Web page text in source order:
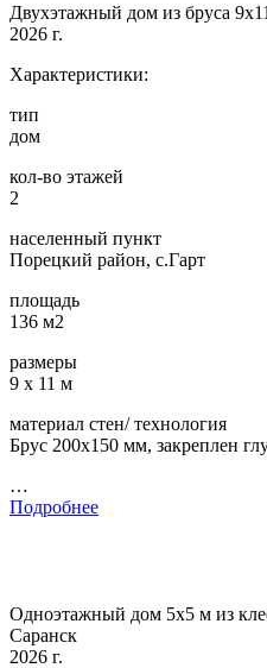
Двухэтажный дом из бруса
2026 г.
Характеристики:
тип
дом
кол-во этажей
2
населенный пункт
Порецкий район, с.Гарт
площадь
136 м2
размеры
9 х 11 м
материал стен/ технология
Брус 200х150 мм, закреплен
…
Подробнее
Одноэтажный дом 5х5 м из
Саранск
2026 г.